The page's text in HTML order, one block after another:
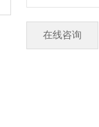
在线咨询